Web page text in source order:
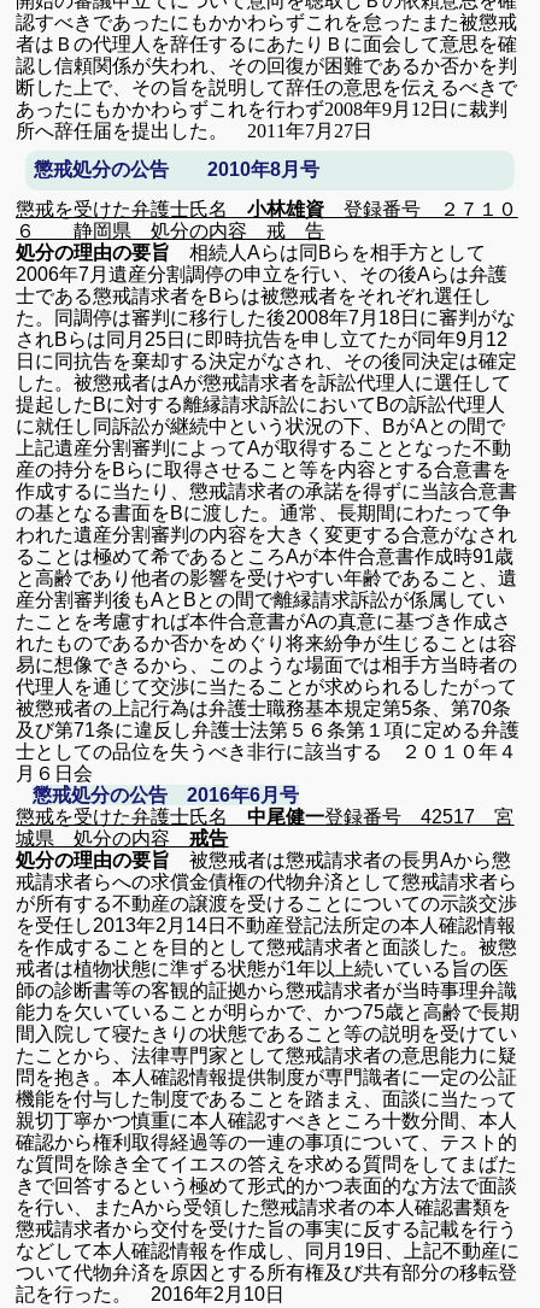
認すべきであったにもかかわらずこれを怠ったまた被懲戒
者はＢの代理人を辞任するにあたりＢに面会して意思を確
認し信頼関係が失われ、その回復が困難であるか否かを判
断した上で、その旨を説明して辞任の意思を伝えるべきで
あったにもかかわらずこれを行わず2008年9月 12 日に裁判
所へ辞任届を提出した。
2011年7月 27日
懲戒処分の公告 2010年8月号
懲戒を受けた弁護士氏名 小林雄資 登録番号 ２７１０
６
静岡県 処分の内容戒 告
処分の理由の要旨相続人Aらは同 Bらを相手方として
2006年7月遺産分割調停の申立を行い、その後Aらは弁護
士である懲戒請求者をBらは被懲戒者をそれぞれ選任し
た。同調停は審判に移行した後2008年7月 18日に審判がな
されBらは同月 25日に即時抗告を申し立てたが同年9月 12
日に同抗告を棄却する決定がなされ、その後同決定は確定
した。被懲戒者はAが懲戒請求者を訴訟代理人に選任して
提起した Bに対する離縁請求訴訟において Bの訴訟代理人
に就任し同訴訟が継続中という状況の下、 BがAとの間で
上記遺産分割審判によってAが取得することとなった不動
産の持分をBらに取得させること等を内容とする合意書を
作成するに当たり、懲戒請求者の承諾を得ずに当該合意書
の基となる書面をBに渡した。通常、長期間にわたって争
われた遺産分割審判の内容を大きく変更する合意がなされ
ることは極めて希であるところAが本件合意書作成時91歳
と高齢であり他者の影響を受けやすい年齢であること、遺
産分割審判後もAと Bとの間で離縁請求訴訟が係属してい
たこと を考慮すれば本件合意書がAの真意に基づき作成さ
れたものであるか否かをめぐり将来紛争が生じることは容
易に想像できるから、このような場面では相手方当時者の
代理人を通じて交渉に当たることが求められるしたがって
被懲戒者の上記行為は弁護士職務基本規定第5条、第70条
及び第71条に違反し弁護士法第５６条第１項に定める弁護
士としての品位を失うべき非行に該当する
２０１０年４
月６日会
懲戒処分の公告 2016年6月号
懲戒を受けた弁護士氏名 中尾健一登録番号42517宮
城県 処分の内容 戒告
処分の理由の要旨
被懲戒者は懲戒請求者の長男Aから懲
戒請求者らへの求償金債権の代物弁済として懲戒請求者ら
が所有する不動産の譲渡を受けることについての示談交渉
を受任し2013年2 月 14日不動産登記法所定の本人確認情報
を作成することを目的として懲戒請求者と面談した。被懲
戒者は植物状態に準ずる状態が1年以上続いている旨の医
師の診断書等の客観的証拠から懲戒請求者が当時事理弁識
能力を欠いていることが明らかで、かつ75歳と高齢で長期
間入院して寝たきりの状態であること等の説明を受けてい
たことから、法律専門家として懲戒請求者の意思能力に疑
問を抱き。本人確認情報提供制度が専門識者に一定の公証
機能を付与した制度であることを踏まえ、面談に当たって
親切丁寧かつ慎重に本人確認すべきところ十数分間、本人
確認から権利取得経過等の一連の事項について、テスト的
な質問を除き全てイエスの答えを求める質問をしてまばた
きで回答するという極めて形式的かつ表面的な方法で面談
を行い、またAから受領した懲戒請求者の本人確認書類を
懲戒請求者から交付を受けた旨の事実に反する記載を行う
などして本人確認情報を作成し、同月 19日、上記不動産に
ついて代物弁済を原因とする所有権及び共有部分の移転登
記を行った。 2016年2 月 10日